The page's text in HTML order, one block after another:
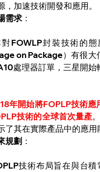
，加速技術開發和應用。
需求：
FOWLP封裝技術的
on Package）有很
處理器訂單，三星開始
年開始將FOPLP技術
技術的全球首次量產
了其在實際產品中的應用
規劃 ：
技術布局旨在與台